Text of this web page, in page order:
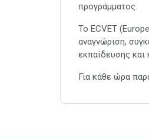
προγράμματος.
Το ECVET
αναγνώριση,
εκπαίδευσης και
Για κάθε ώρα